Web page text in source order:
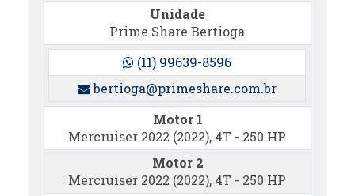
Unidade
Prime Share Bertioga
(11) 99639-8596
bertioga@primeshare.com.br
Motor 1
Mercruiser 2022 (2022), 4T - 250 HP
Motor 2
Mercruiser 2022 (2022), 4T - 250 HP